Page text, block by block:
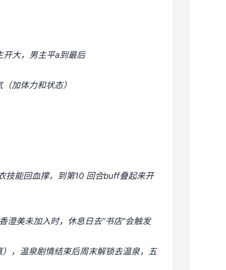
大，男主平a到最后
加体力和状态）
技能回血撑，到第10 回合buff叠起来开
澄美未加入时，休息日去“书店”会触发
，温泉剧情结束后周末解锁去温泉，五